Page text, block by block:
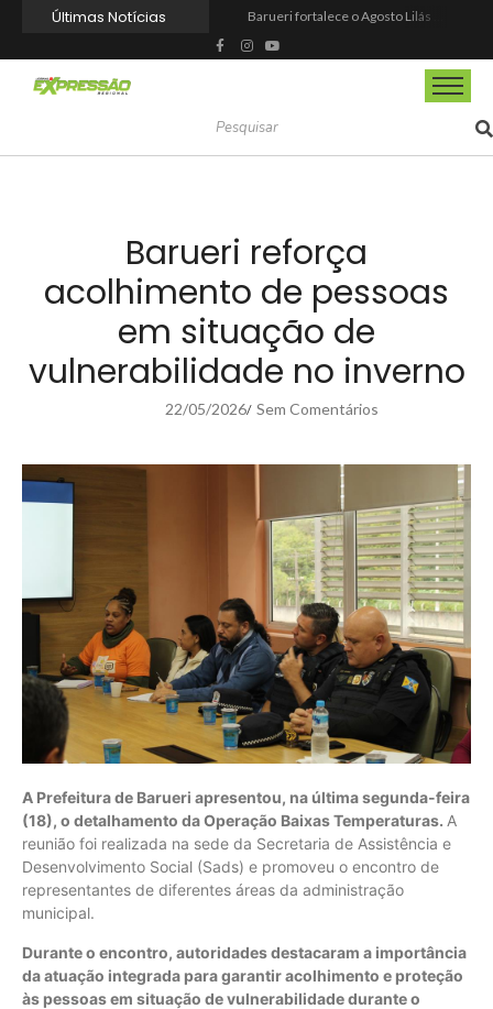
Últimas Notícias
Prefeitura inaugura Espaço Motoboy na Aldeia da Serra e amplia rede de apoio à categoria
Campeonato Municipal de Futebol de Campo 2026 abre inscrições para equipes de Mairinque
CIOESTE promove encontro para fortalecer liderança feminina, conexões e transformação social
Barueri reforça
acolhimento de pessoas
em situação de
vulnerabilidade no inverno
22/05/2026/ Sem Comentários
A Prefeitura de Barueri apresentou, na última segunda-feira
(18), o detalhamento da Operação Baixas Temperaturas. A
reunião foi realizada na sede da Secretaria de Assistência e
Desenvolvimento Social (Sads) e promoveu o encontro de
representantes de diferentes áreas da administração
municipal.
Durante o encontro, autoridades destacaram a importância
da atuação integrada para garantir acolhimento e proteção
às pessoas em situação de vulnerabilidade durante o